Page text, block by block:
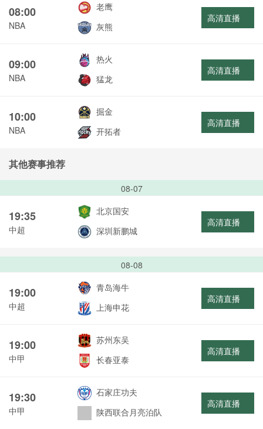
08:00
NBA
老鹰
灰熊
高清直播
09:00
NBA
热火
猛龙
高清直播
10:00
NBA
掘金
开拓者
高清直播
其他赛事推荐
08-07
19:35
中超
北京国安
深圳新鹏城
高清直播
08-08
19:00
中超
青岛海牛
上海申花
高清直播
19:00
中甲
苏州东吴
长春亚泰
高清直播
19:30
中甲
石家庄功夫
陕西联合月亮泊队
高清直播